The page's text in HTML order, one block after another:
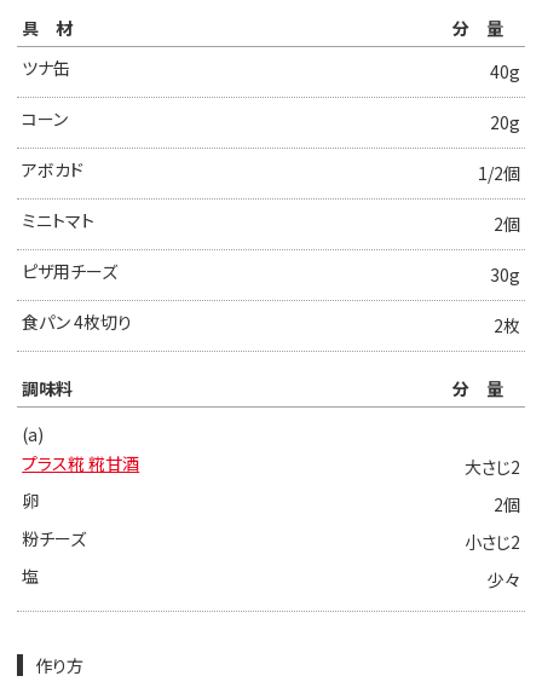
具材
分量
ツナ缶
40g
コーン
20g
アボカド
1/2個
ミニトマト
2個
ピザ用チーズ
30g
食パン 4枚切り
2枚
調味料
分量
(a)
プラス糀 糀甘酒
大さじ2
卵
2個
粉チーズ
小さじ2
塩
少々
作り方